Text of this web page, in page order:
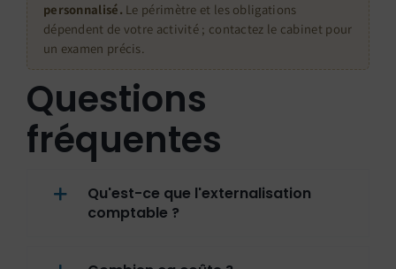
personnalisé. Le périmètre et les obligations
dépendent de votre activité ; contactez le cabinet pour
un examen précis.
Questions
fréquentes
Qu'est-ce que l'externalisation
comptable ?